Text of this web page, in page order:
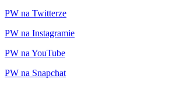
PW na Twitterze
PW na Instagramie
PW na YouTube
PW na Snapchat